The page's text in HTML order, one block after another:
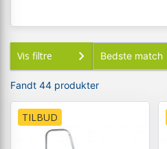
Vis filtre
Fandt 44 produkter
TILBUD